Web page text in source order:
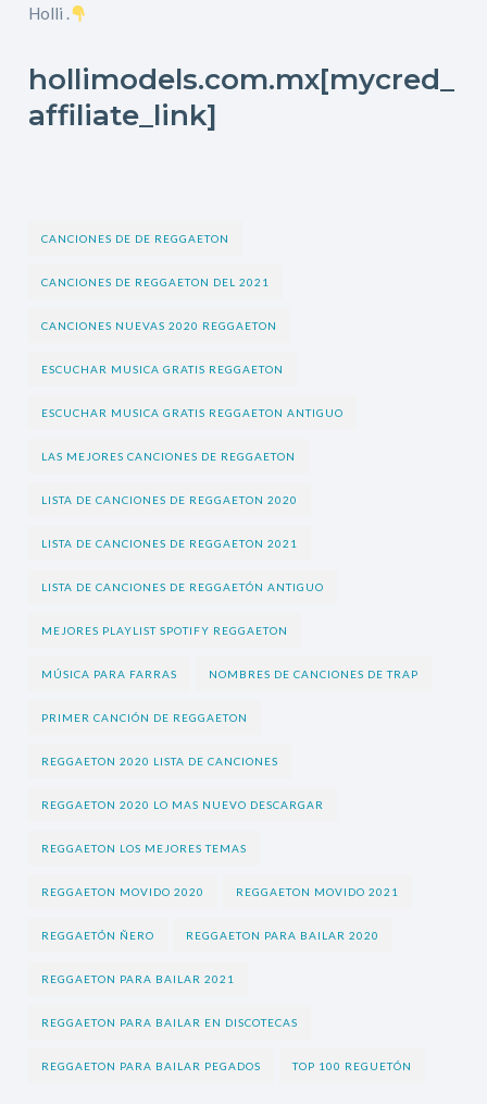
Holli .
hollimodels.com.mx[mycred_
affiliate_link]
CANCIONES DE DE REGGAETON
CANCIONES DE REGGAETON DEL 2021
CANCIONES NUEVAS 2020 REGGAETON
ESCUCHAR MUSICA GRATIS REGGAETON
ESCUCHAR MUSICA GRATIS REGGAETON ANTIGUO
LAS MEJORES CANCIONES DE REGGAETON
LISTA DE CANCIONES DE REGGAETON 2020
LISTA DE CANCIONES DE REGGAETON 2021
LISTA DE CANCIONES DE REGGAETÓN ANTIGUO
MEJORES PLAYLIST SPOTIFY REGGAETON
MÚSICA PARA FARRAS NOMBRES DE CANCIONES DE TRAP
PRIMER CANCIÓN DE REGGAETON
REGGAETON 2020 LISTA DE CANCIONES
REGGAETON 2020 LO MAS NUEVO DESCARGAR
REGGAETON LOS MEJORES TEMAS
REGGAETON MOVIDO 2020 REGGAETON MOVIDO 2021
REGGAETÓN ÑERO REGGAETON PARA BAILAR 2020
REGGAETON PARA BAILAR 2021
REGGAETON PARA BAILAR EN DISCOTECAS
REGGAETON PARA BAILAR PEGADOS TOP 100 REGUETÓN